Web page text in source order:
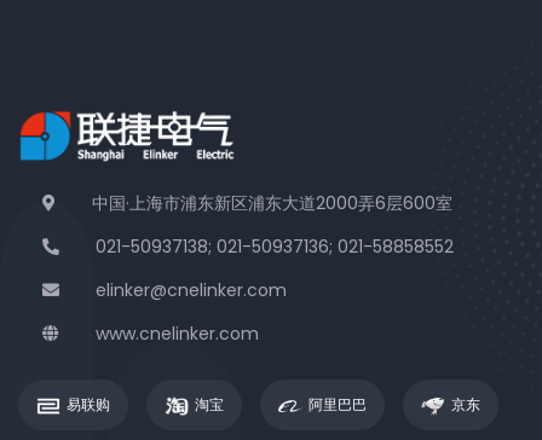
中国·上海市浦东新区浦东大道2000弄6层600室
021-50937138; 021-50937136; 021-58858552
elinker@cnelinker.com
www.cnelinker.com
易联购 淘宝 阿里巴巴 京东